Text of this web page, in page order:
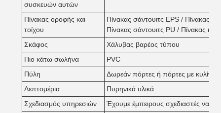
συσκευών αυτών
Πίνακας οροφής και
τοίχου
Πίνακας σάντουιτς EPS / Πίνακας
Πίνακας σάντουιτς PU / Πίνακας
Σκάφος
Χάλυβας βαρέος τύπου
Πιο κάτω σωλήνα
PVC
Πύλη
Δωρεάν πόρτες ή πόρτες με
Λεπτομέρια
Πυρηνικά υλικά
Σχεδιασμός υπηρεσιών
Έχουμε έμπειρους σχεδιαστές να